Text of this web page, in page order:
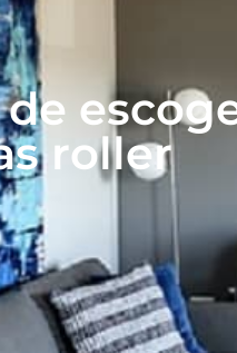
roller